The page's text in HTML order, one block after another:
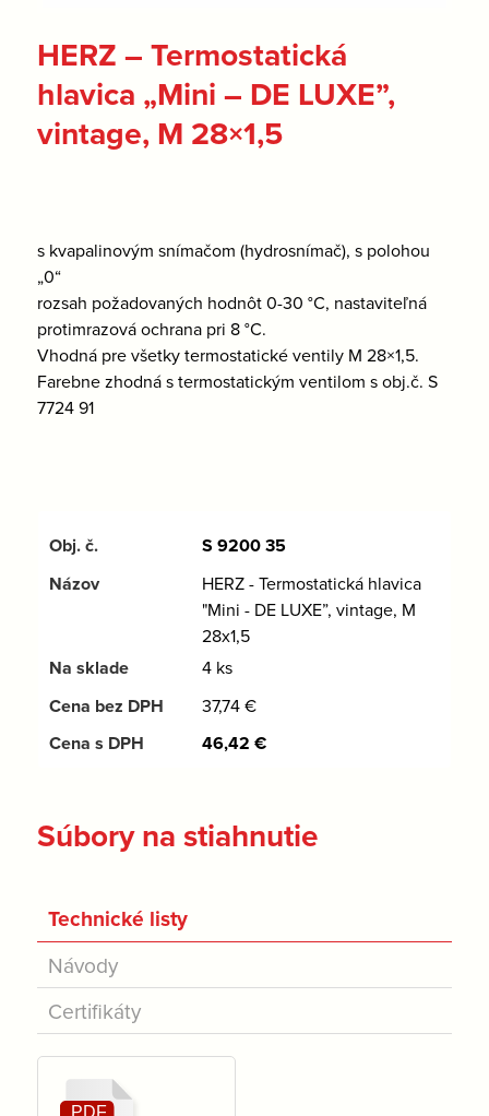
HERZ – Termostatická
hlavica „Mini – DE LUXE”,
vintage, M 28×1,5
s kvapalinovým snímačom (hydrosnímač), s polohou
„0“
rozsah požadovaných hodnôt 0-30 °C, nastaviteľná
protimrazová ochrana pri 8 °C.
Vhodná pre všetky termostatické ventily M 28×1,5.
Farebne zhodná s termostatickým ventilom s obj.č. S
7724 91
S 9200 35
HERZ - Termostatická hlavica
"Mini - DE LUXE”, vintage, M
28x1,5
4 ks
37,74€
46,42 €
Súbory na stiahnutie
Technické listy
Návody
Certifikáty